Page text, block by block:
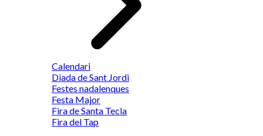
Calendari
Diada de Sant Jordi
Festes nadalenques
Festa Major
Fira de Santa Tecla
Fira del Tap